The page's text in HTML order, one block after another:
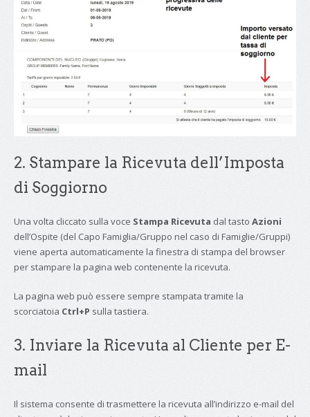
2. Stampare la Ricevuta dell’Imposta
di Soggiorno
Una volta cliccato sulla voce Stampa Ricevuta dal tasto Azioni
dell’Ospite (del Capo Famiglia/Gruppo nel caso di Famiglie/Gruppi)
viene aperta automaticamente la finestra di stampa del browser
per stampare la pagina web contenente la ricevuta.
La pagina web può essere sempre stampata tramite la
scorciatoia Ctrl+P sulla tastiera.
3. Inviare la Ricevuta al Cliente per E-
mail
Il sistema consente di trasmettere la ricevuta all’indirizzo e-mail del